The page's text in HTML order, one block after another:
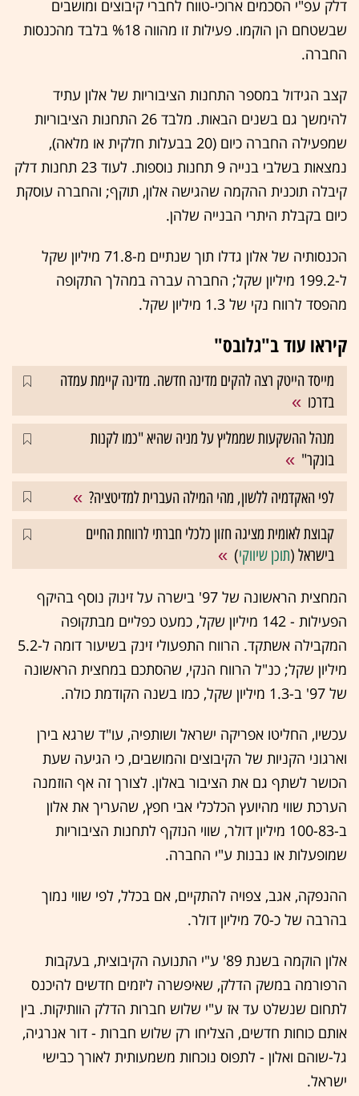
דלק עפ"י הסכמים ארוכי-טווח לחברי קיבוצים ומושבים
שבשטחם הן הוקמו. פעילות זו מהווה %18 בלבד מהכנסות
החברה.
קצב הגידול במספר התחנות הציבוריות של אלון עתיד
להימשך גם בשנים הבאות. מלבד 26 התחנות הציבוריות
שמפעילה החברה כיום (20 בבעלות חלקית או מלאה),
נמצאות בשלבי בנייה 9 תחנות נוספות. לעוד 23 תחנות דלק
קיבלה תוכנית ההקמה שהגישה אלון, תוקף; והחברה עוסקת
כיום בקבלת היתרי הבנייה שלהן.
הכנסותיה של אלון גדלו תוך שנתיים מ-71.8 מיליון שקל
ל-199.2 מיליון שקל; החברה עברה במהלך התקופה
מהפסד לרווח נקי של 1.3 מיליון שקל.
קיראו עוד ב"גלובס"
מייסד הייטק רצה להקים מדינה חדשה. מדינה קיימת עמדה
בדרכו
מנהל ההשקעות שממליץ על מניה שהיא "כמו לקנות
בונקר"
לפי האקדמיה ללשון, מהי המילה העברית למדיטציה?
קבוצת לאומית מציגה חזון כלכלי חברתי לרווחת החיים
בישראל (תוכן שיווקי)
המחצית הראשונה של 97' בישרה על זינוק נוסף בהיקף
הפעילות - 142 מיליון שקל, כמעט כפליים מבתקופה
המקבילה אשתקד. הרווח התפעולי זינק בשיעור דומה ל-5.2
מיליון שקל; כנ"ל הרווח הנקי, שהסתכם במחצית הראשונה
של 97' ב-1.3 מיליון שקל, כמו בשנה הקודמת כולה.
עכשיו, החליטו אפריקה ישראל ושותפיה, עו"ד שרגא בירן
וארגוני הקניות של הקיבוצים והמושבים, כי הגיעה שעת
הכושר לשתף גם את הציבור באלון. לצורך זה אף הוזמנה
הערכת שווי מהיועץ הכלכלי אבי חפץ, שהעריך את אלון
ב-100-83 מיליון דולר, שווי הנזקף לתחנות הציבוריות
שמופעלות או נבנות ע"י החברה.
ההנפקה, אגב, צפויה להתקיים, אם בכלל, לפי שווי נמוך
בהרבה של כ-70 מיליון דולר.
אלון הוקמה בשנת 89' ע"י התנועה הקיבוצית, בעקבות
הרפורמה במשק הדלק, שאיפשרה ליזמים חדשים להיכנס
לתחום שנשלט עד אז ע"י שלוש חברות הדלק הוותיקות. בין
אותם כוחות חדשים, הצליחו רק שלוש חברות - דור אנרגיה,
גל-שוהם ואלון - לתפוס נוכחות משמעותית לאורך כבישי
ישראל.